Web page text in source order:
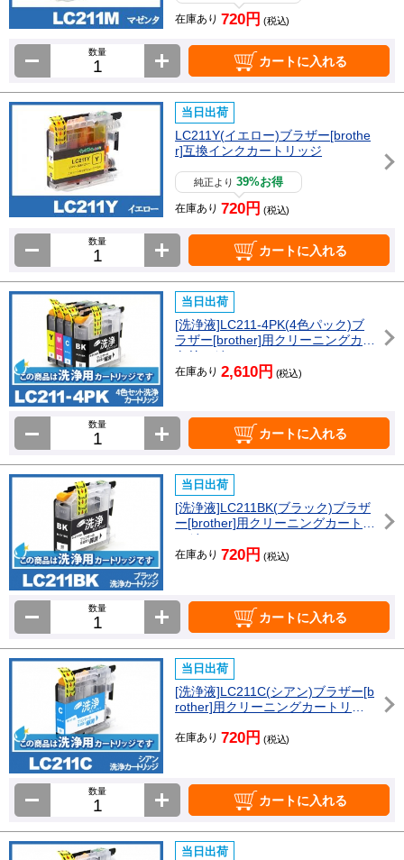
在庫あり 720円 (税込)
数量
カートに入れる
当日出荷
LC211Y(イエロー)ブラザー[brothe
r]互換インクカートリッジ
純正より39%お得
在庫あり 720円 (税込)
数量
カートに入れる
当日出荷
[洗浄液]LC211-4PK(4色パック)ブ
ラザー[brother]用クリーニングカー
トリッジ
在庫あり 2,610円 (税込)
数量
カートに入れる
当日出荷
[洗浄液]LC211BK(ブラック)ブラザ
ー[brother]用クリーニングカートリ
ッジ
在庫あり 720円 (税込)
数量
カートに入れる
当日出荷
[洗浄液]LC211C(シアン)ブラザー[b
rother]用クリーニングカートリッ
在庫あり 720円 (税込)
数量
カートに入れる
当日出荷